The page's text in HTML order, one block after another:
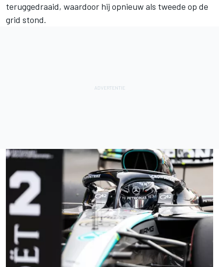
teruggedraaid, waardoor hij opnieuw als tweede op de
grid stond.